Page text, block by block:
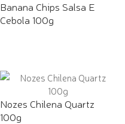
Banana Chips Salsa E
Cebola 100g
Nozes Chilena Quartz
100g